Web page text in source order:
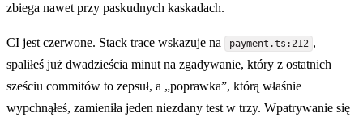
zbiega nawet przy paskudnych kaskadach.
CI jest czerwone. Stack trace wskazuje na payment.ts:212 ,
spaliłeś już dwadzieścia minut na zgadywanie, który z ostatnich
sześciu commitów to zepsuł, a „poprawka”, którą właśnie
wypchnąłeś, zamieniła jeden niezdany test w trzy. Wpatrywanie się